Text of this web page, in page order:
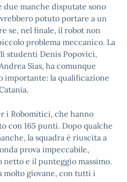
manche disputate sono
potuto portare a un
se, nel finale, il robot non
problema meccanico. La
studenti Denis Popovici,
Sias, ha comunque
importante: la qualificazione
i Robomitici, che hanno
con 165 punti. Dopo qualche
la squadra è riuscita a
prova impeccabile,
e il punteggio massimo.
molto giovane, con tutti i